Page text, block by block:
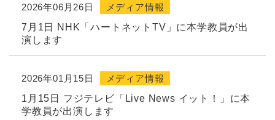
2026年06月26日
メディア情報
7月1日 NHK「ハートネットTV」に本学教員が出
演します
2026年01月15日
メディア情報
1月15日 フジテレビ「Live News イット！」に本
学教員が出演します